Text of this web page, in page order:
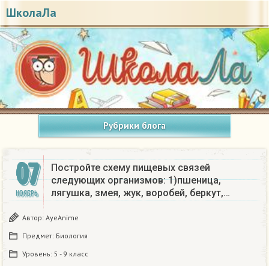
ШколаЛа
Рубрики блога
07
НОЯБРЬ
Постройте схему пищевых связей
следующих организмов: 1)пшеница,
лягушка, змея, жук, воробей, беркут,…
Автор: AyeAnime
Предмет: Биология
Уровень: 5 - 9 класс